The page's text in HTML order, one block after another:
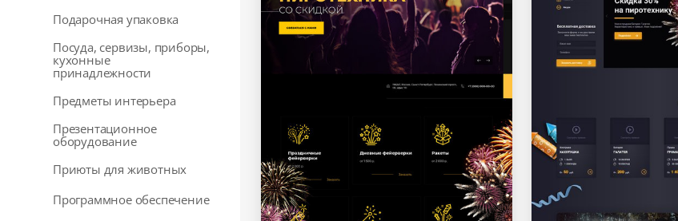
Подарочная упаковка
Посуда, сервизы, приборы,
кухонные
принадлежности
Предметы интерьера
Презентационное
оборудование
Приюты для животных
Программное обеспечение